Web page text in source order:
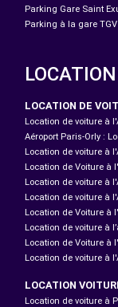
Parking Gare Saint
Parking à la gare
LOCATION DE
Location de voiture à
Aéroport Paris-Orly :
Location de voiture à
Location de Voiture à
Location de voiture à
Location de voiture à
Location de Voiture à
Location de voiture à
Location de Voiture à
Location de voiture à
LOCATION
Location de voiture à